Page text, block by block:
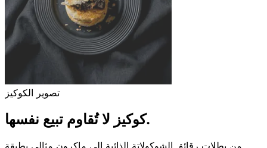
تصوير الكوكيز
كوكيز لا تُقاوم تبيعنفسها.
من بطلات رقائق الشوكولاتة الذائبة إلى ماكرون مثالي بطبقة